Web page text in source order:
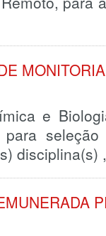
e
para